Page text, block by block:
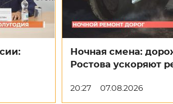
Ночная смена:
Ростова ускоряют
20:27 07.08.2026